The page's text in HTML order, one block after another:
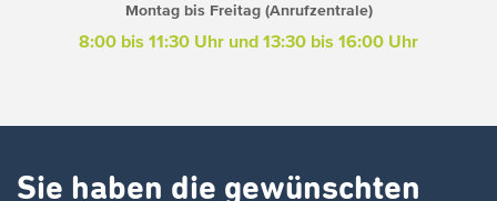
Montag bis Freitag (Anrufzentrale)
8:00 bis 11:30 Uhr und 13:30 bis 16:00 Uhr
Sie haben die gewünschten